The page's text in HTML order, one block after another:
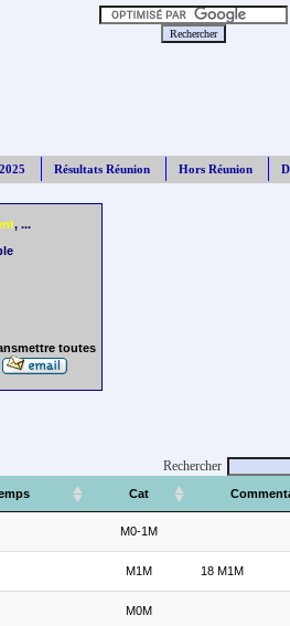
2025 Résultats Réunion Hors Réunion
, ...
toutes
Rechercher
Cat
M0-1M
M1M 18 M1M
M0M